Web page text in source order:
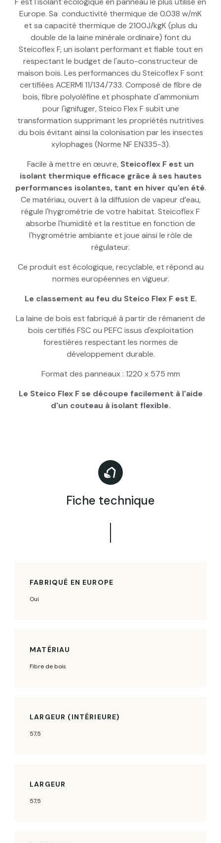
Europe. Sa conductivité thermique de 0.038 w/mK
et sa capacité thermique de 2100J/kgK (plus du
double de la laine minérale ordinaire) font du
Steicoflex F, un isolant performant et fiable tout en
respectant le budget de l'auto-constructeur de
maison bois. Les performances du Steicoflex F sont
certifiées ACERMI 11/134/733. Composé de fibre de
bois, fibre polyoléfine et phosphate d'ammonium
pour l'ignifuger, Steico Flex F subit une
transformation supprimant les propriétés nutritives
du bois évitant ainsi la colonisation par les insectes
xylophages (Norme NF EN335-3).
Facile à mettre en œuvre, Steicoflex F est un
isolant thermique efficace grâce à ses hautes
performances isolantes, tant en hiver qu'en été.
Ce matériau, ouvert à la diffusion de vapeur d’eau,
régule l'hygrométrie de votre habitat. Steicoflex F
absorbe l'humidité et la restitue en fonction de
l'hygrométrie ambiante et joue ainsi le rôle de
régulateur.
Ce produit est écologique, recyclable, et répond au
normes européennes en vigueur.
Le classement au feu du Steico Flex F est E.
La laine de bois est fabriqué à partir de rémanent de
bois certifiés FSC ou PEFC issus d'exploitation
forestières respectant les normes de
développement durable.
Format des panneaux : 1220 x 575 mm
Le Steico Flex F se découpe facilement à l'aide
d'un couteau à isolant flexible.
Fiche technique
FABRIQUÉ EN EUROPE
Oui
MATÉRIAU
Fibre de bois
LARGEUR (INTÉRIEURE)
57,5
LARGEUR
57,5